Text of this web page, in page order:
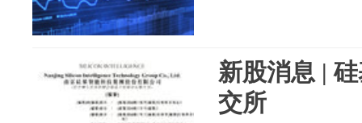
新股消息 |
交所